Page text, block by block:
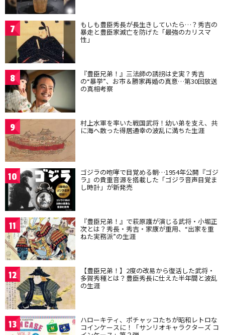
7 もしも豊臣秀長が長生きしていたら…？秀吉の
暴走と豊臣家滅亡を防げた「最強のカリスマ
性」
8 『豊臣兄弟！』三法師の誘拐は史実？秀吉
の“暴挙”、お市＆勝家再婚の真意…第30回放送
の真相考察
9 村上水軍を率いた戦国武将！幼い弟を支え、共
に海へ散った得居通幸の波乱に満ちた生涯
10 ゴジラの咆哮で目覚める朝…1954年公開『ゴジ
ラ』の貴重音源を搭載した「ゴジラ音声目覚ま
し時計」が新発売
11 『豊臣兄弟！』で萩原護が演じる武将・小堀正
次とは？秀長・秀吉・家康が重用、“出家を重
ねた実務派”の生涯
12 【豊臣兄弟！】2度の改易から復活した武将・
多賀秀種とは？豊臣秀長に仕えた半年間と波乱
の生涯
13 ハローキティ、ポチャッコたちが昭和レトロな
コインケースに！「サンリオキャラクターズ コ